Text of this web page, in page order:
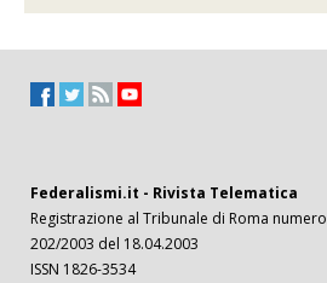
Federalismi.it - Rivista Telematica
Registrazione al Tribunale di Roma numero
202/2003 del 18.04.2003
ISSN 1826-3534